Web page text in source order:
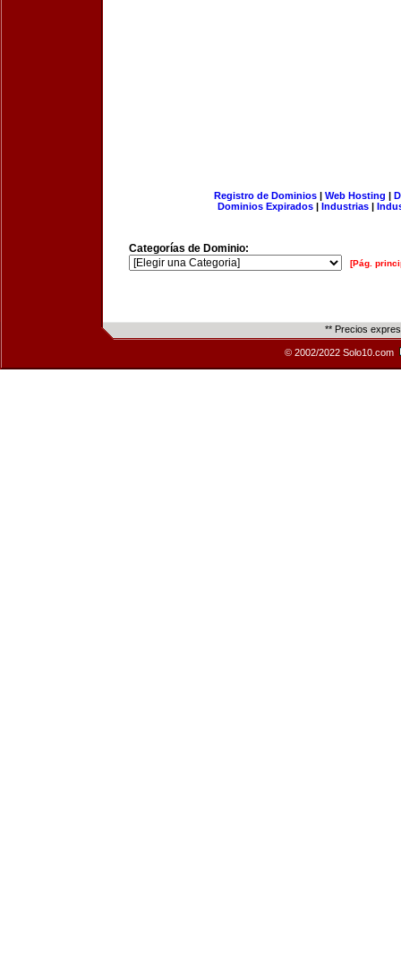
Registro de Dominios| Web Hosting |
Dominios Expirados | Industrias |
Categorías de Dominio:
[Pág.
** Precios
© 2002/2022 Solo10.com